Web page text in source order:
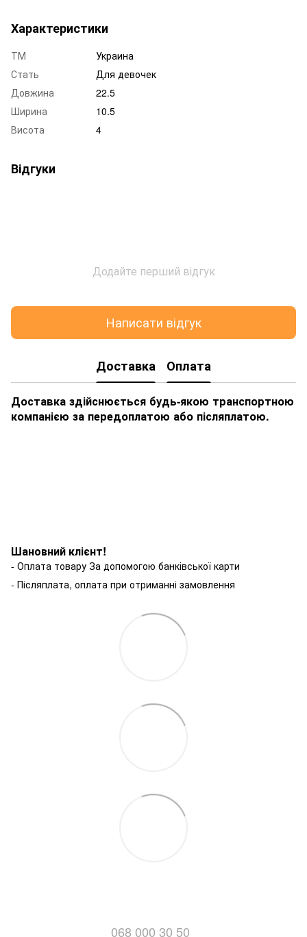
Характеристики
ТМ
Украина
Стать
Для девочек
Довжина
22.5
Ширина
10.5
Висота
4
Відгуки
Додайте перший відгук
Написати відгук
Доставка Оплата
Доставка здійснюється будь-якою транспортною
компанією за передоплатою або післяплатою.
Шановний клієнт!
- Оплата товару За допомогою банківської карти
- Післяплата, оплата при отриманні замовлення
068 000 30 50